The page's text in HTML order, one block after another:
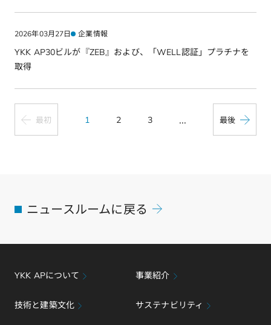
2026年03月27日 企業情報
YKK AP30ビルが『ZEB』および、「WELL認証」プラチナを
取得
最初 1 2 3 ... 最後
ニュースルームに戻る
YKK APについて 事業紹介
技術と建築文化 サステナビリティ